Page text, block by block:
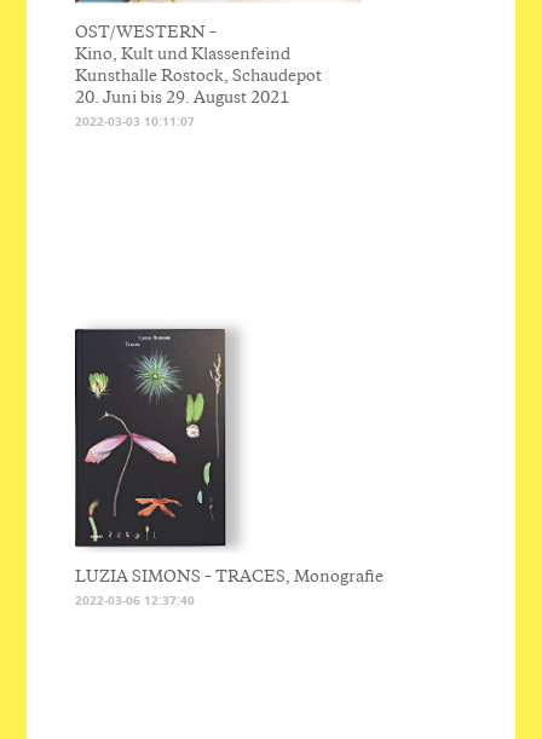
OST/WESTERN –
Kino, Kult und Klassenfeind
Kunsthalle Rostock, Schaudepot
20. Juni bis 29. August 2021
2022-03-03 10:11:07
LUZIA SIMONS – TRACES, Monografie
2022-03-06 12:37:40